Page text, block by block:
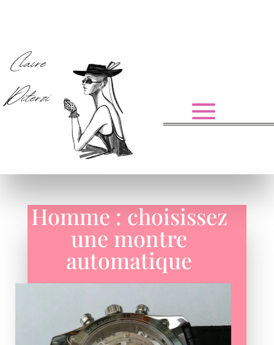
Homme : choisissez
une montre
automatique